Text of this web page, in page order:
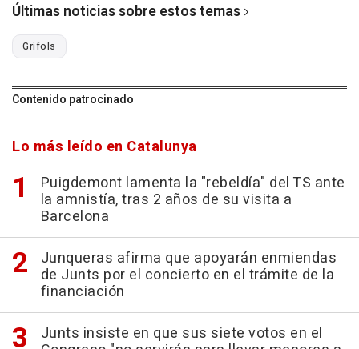
Últimas noticias sobre estos temas
Grifols
Contenido patrocinado
Lo más leído en Catalunya
Puigdemont lamenta la "rebeldía" del TS ante
la amnistía, tras 2 años de su visita a
Barcelona
Junqueras afirma que apoyarán enmiendas
de Junts por el concierto en el trámite de la
financiación
Junts insiste en que sus siete votos en el